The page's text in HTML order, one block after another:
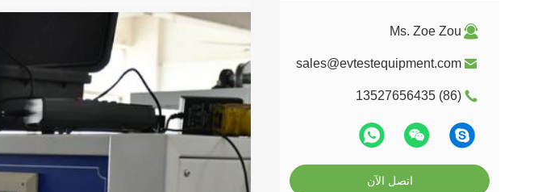
Ms. Zoe Zou
sales@evtestequipment.com
(86) 13527656435
اتصل الآن